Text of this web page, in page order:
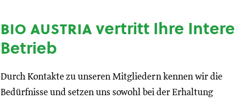
bio austriavertritt Ihre
Betrieb
Durch Kontakte zu unseren Mitgliedern kennen wir die
Bedürfnisse und setzen uns sowohl bei der Erhaltung